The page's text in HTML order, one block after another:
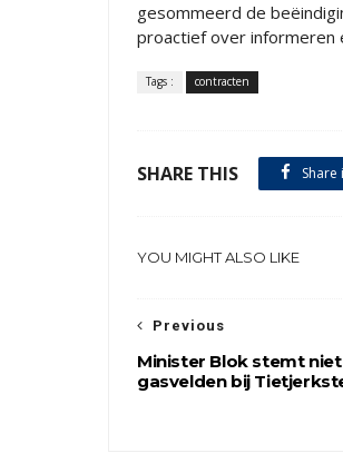
gesommeerd de
proactief over informeren
Tags : contracten
SHARE THIS Share
YOU MIGHT ALSO LIKE
Previous
Minister Blok stemt
gasvelden bij